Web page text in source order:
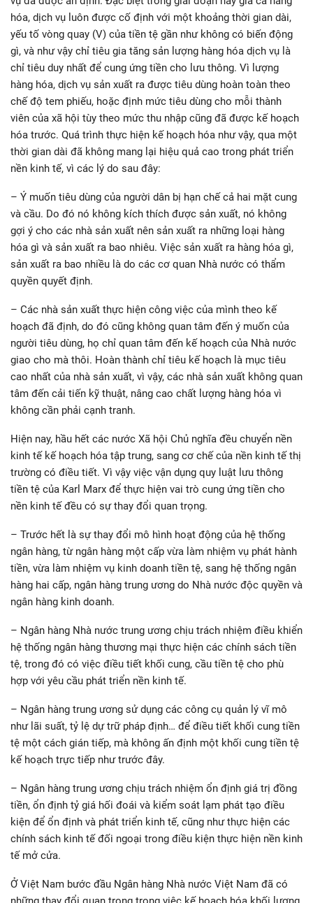
hóa, dịch vụ luôn được cố định với một khoảng thời gian dài,
yếu tố vòng quay (V) của tiền tệ gần như không có biến động
gì, và như vậy chỉ tiêu gia tăng sản lượng hàng hóa dịch vụ là
chỉ tiêu duy nhất để cung ứng tiền cho lưu thông. Vì lượng
hàng hóa, dịch vụ sản xuất ra được tiêu dùng hoàn toàn theo
chế độ tem phiếu, hoặc định mức tiêu dùng cho mỗi thành
viên của xã hội tùy theo mức thu nhập cũng đã được kế hoạch
hóa trước. Quá trình thực hiện kế hoạch hóa như vậy, qua một
thời gian dài đã không mang lại hiệu quả cao trong phát triển
nền kinh tế, vì các lý do sau đây:
– Ý muốn tiêu dùng của người dân bị hạn chế cả hai mặt cung
và cầu. Do đó nó không kích thích được sản xuất, nó không
gợi ý cho các nhà sản xuất nên sản xuất ra những loại hàng
hóa gì và sản xuất ra bao nhiêu. Việc sản xuất ra hàng hóa gì,
sản xuất ra bao nhiều là do các cơ quan Nhà nước có thẩm
quyền quyết định.
– Các nhà sản xuất thực hiện công việc của mình theo kế
hoạch đã định, do đó cũng không quan tâm đến ý muốn của
người tiêu dùng, họ chỉ quan tâm đến kế hoạch của Nhà nước
giao cho mà thôi. Hoàn thành chỉ tiêu kế hoạch là mục tiêu
cao nhất của nhà sản xuất, vì vậy, các nhà sản xuất không quan
tâm đến cải tiến kỹ thuật, nâng cao chất lượng hàng hóa vì
không cần phải cạnh tranh.
Hiện nay, hầu hết các nước Xã hội Chủ nghĩa đều chuyển nền
kinh tế kế hoạch hóa tập trung, sang cơ chế của nền kinh tế thị
trường có điều tiết. Vì vậy việc vận dụng quy luật lưu thông
tiền tệ của Karl Marx để thực hiện vai trò cung ứng tiền cho
nền kinh tế đều có sự thay đổi quan trọng.
– Trước hết là sự thay đổi mô hình hoạt động của hệ thống
ngân hàng, từ ngân hàng một cấp vừa làm nhiệm vụ phát hành
tiền, vừa làm nhiệm vụ kinh doanh tiền tệ, sang hệ thống ngân
hàng hai cấp, ngân hàng trung ương do Nhà nước độc quyền và
ngân hàng kinh doanh.
– Ngân hàng Nhà nước trung ương chịu trách nhiệm điều khiển
hệ thống ngân hàng thương mại thực hiện các chính sách tiền
tệ, trong đó có việc điều tiết khối cung, cầu tiền tệ cho phù
hợp với yêu cầu phát triển nền kinh tế.
– Ngân hàng trung ương sử dụng các công cụ quản lý vĩ mô
như lãi suất, tỷ lệ dự trữ pháp định… để điều tiết khối cung tiền
tệ một cách gián tiếp, mà không ấn định một khối cung tiền tệ
kế hoạch trực tiếp như trước đây.
– Ngân hàng trung ương chịu trách nhiệm ổn định giá trị đồng
tiền, ổn định tỷ giá hối đoái và kiểm soát lạm phát tạo điều
kiện để ổn định và phát triển kinh tế, cũng như thực hiện các
chính sách kinh tế đối ngoại trong điều kiện thực hiện nền kinh
tế mở cửa.
Ở Việt Nam bước đầu Ngân hàng Nhà nước Việt Nam đã có